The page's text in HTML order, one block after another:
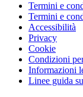
Termini e
Termini e
Accessibilità
Privacy
Cookie
Condizioni
Informazioni
Linee guida